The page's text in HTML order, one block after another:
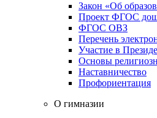
Закон «Об
Проект ФГОС
ФГОС ОВЗ
Перечень
Участие в
Основы
Наставничество
Профориентация
О гимназии